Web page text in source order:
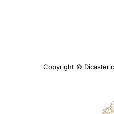
Copyright ©